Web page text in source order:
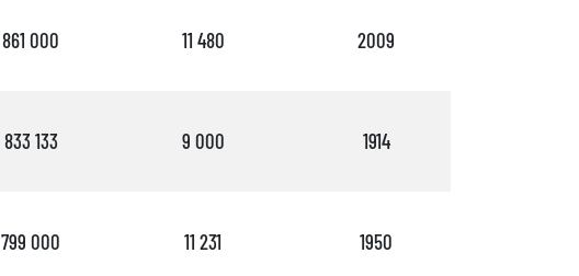
861 000 11 480 2009
833 133 9 000 1914
799 000 11 231 1950